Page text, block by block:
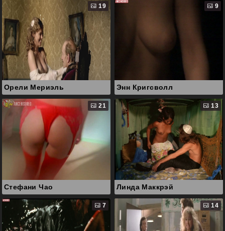
19
Орели Мериэль
9
Энн Кригсволл
21
Стефани Чао
13
Линда Маккрэй
7 14